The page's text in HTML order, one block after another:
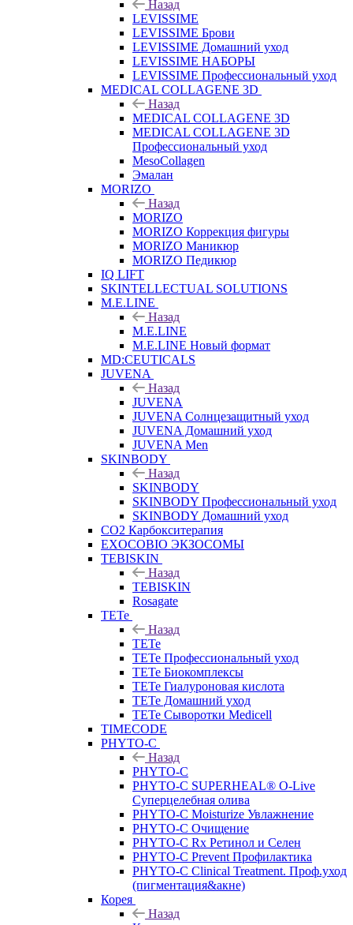
Назад
LEVISSIME
LEVISSIME Брови
LEVISSIME Домашний уход
LEVISSIME НАБОРЫ
LEVISSIME Профессиональный уход
MEDICAL COLLAGENE 3D
Назад
MEDICAL COLLAGENE 3D
MEDICAL COLLAGENE 3D
Профессиональный уход
MesoCollagen
Эмалан
MORIZO
Назад
MORIZO
MORIZO Коррекция фигуры
MORIZO Маникюр
MORIZO Педикюр
IQ LIFT
SKINTELLECTUAL SOLUTIONS
M.E.LINE
Назад
M.E.LINE
M.E.LINE Новый формат
MD:CEUTICALS
JUVENA
Назад
JUVENA
JUVENA Солнцезащитный уход
JUVENA Домашний уход
JUVENA Men
SKINBODY
Назад
SKINBODY
SKINBODY Профессиональный уход
SKINBODY Домашний уход
CO2 Карбокситерапия
EXOCOBIO ЭКЗОСОМЫ
TEBISKIN
Назад
TEBISKIN
Rosagate
TETe
Назад
TETe
TETe Профессиональный уход
TETe Биокомплексы
TETe Гиалуроновая кислота
TETe Домашний уход
TETe Сыворотки Medicell
TIMECODE
PHYTO-C
Назад
PHYTO-C
PHYTO-C SUPERHEAL® O-Live
Суперцелебная олива
PHYTO-C Moisturize Увлажнение
PHYTO-C Очищение
PHYTO-C Rx Ретинол и Селен
PHYTO-C Prevent Профилактика
PHYTO-C Clinical Treatment. Проф.уход
(пигментация&акне)
Корея
Назад